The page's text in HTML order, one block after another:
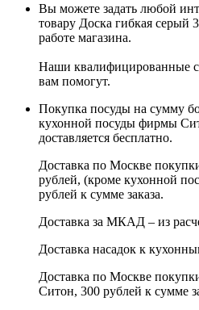
Вы можете задать любой
товару Доска гибкая серый
работе магазина.
Наши квалифицированные
вам помогут.
Покупка посуды на сумму
кухонной посуды фирмы
доставляется бесплатно.
Доставка по Москве
рублей, (кроме кухонной
рублей к сумме заказа.
Доставка за МКАД – из
Доставка насадок к
Доставка по Москве
Ситон, 300 рублей к сумме